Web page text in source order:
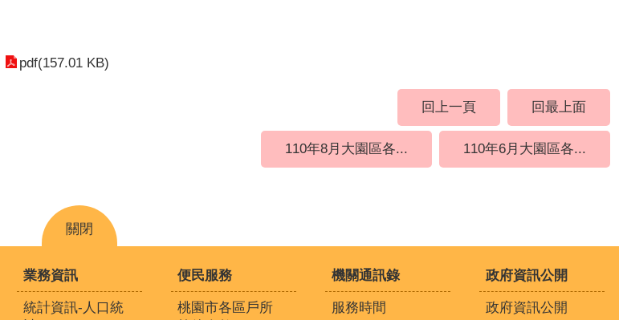
pdf(157.01 KB)
回上一頁 回最上面
110年8月大園區各... 110年6月大園區各...
關閉
業務資訊
統計資訊-人口統
便民服務
桃園市各區戶所
機關通訊錄
服務時間
政府資訊公開
政府資訊公開